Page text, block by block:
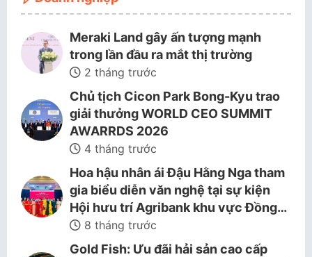
Meraki Land gây ấn tượng mạnh
trong lần đầu ra mắt thị trường
2 tháng trước
Chủ tịch Cicon Park Bong-Kyu trao
giải thưởng WORLD CEO SUMMIT
AWARRDS 2026
4 tháng trước
Hoa hậu nhân ái Đậu Hằng Nga tham
gia biểu diễn văn nghệ tại sự kiện
Hội hưu trí Agribank khu vực Đồng…
8 tháng trước
Gold Fish: Ưu đãi hải sản cao cấp